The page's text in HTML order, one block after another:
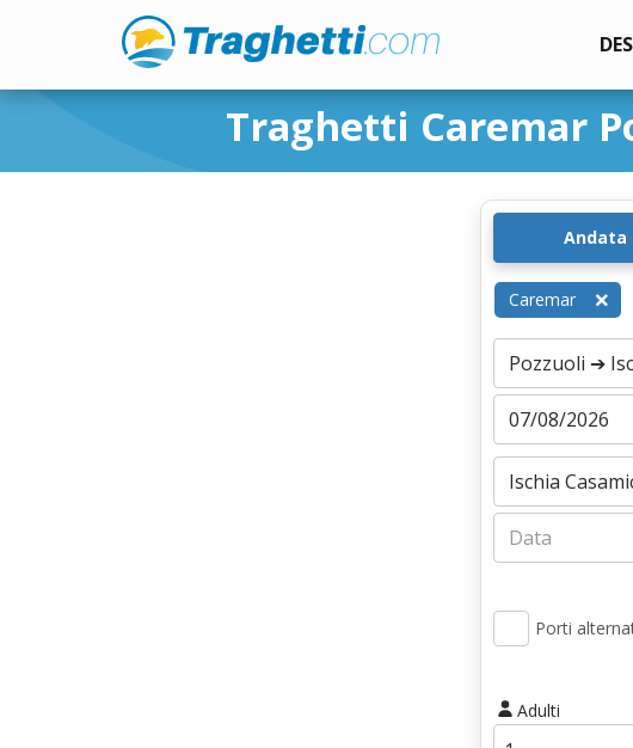
Traghetti Caremar
Andata
Caremar
Porti
Adulti